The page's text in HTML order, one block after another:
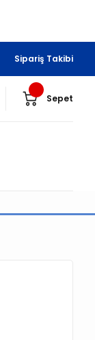
Sipariş Takibi
Sepet